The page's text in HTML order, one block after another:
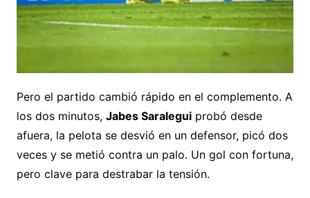
Pero el partido cambió rápido en el complemento. A
los dos minutos, Jabes Saraleguiprobó desde
afuera, la pelota se desvió en un defensor, picó dos
veces y se metió contra un palo. Un gol con fortuna,
pero clave para destrabar la tensión.